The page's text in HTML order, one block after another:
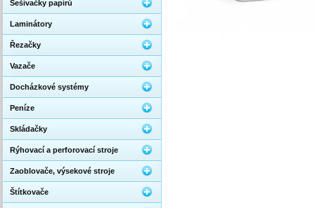
Sešívačky papírů
Laminátory
Řezačky
Vazače
Docházkové systémy
Peníze
Skládačky
Rýhovací a perforovací stroje
Zaoblovače, výsekové stroje
Štítkovače